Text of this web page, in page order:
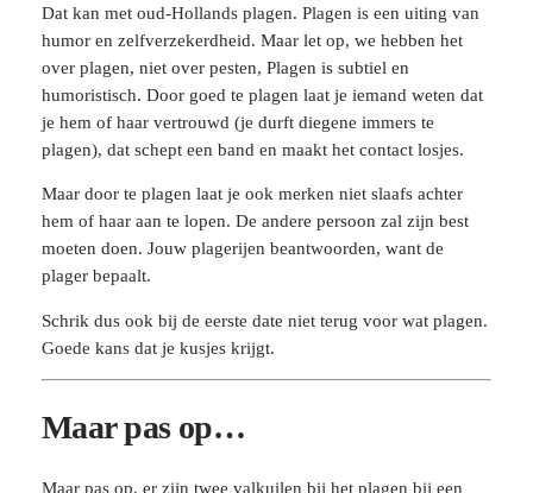
Dat kan met oud-Hollands plagen. Plagen is een uiting van
humor en zelfverzekerdheid. Maar let op, we hebben het
over plagen, niet over pesten, Plagen is subtiel en
humoristisch. Door goed te plagen laat je iemand weten dat
je hem of haar vertrouwd (je durft diegene immers te
plagen), dat schept een band en maakt het contact losjes.
Maar door te plagen laat je ook merken niet slaafs achter
hem of haar aan te lopen. De andere persoon zal zijn best
moeten doen. Jouw plagerijen beantwoorden, want de
plager bepaalt.
Schrik dus ook bij de eerste date niet terug voor wat plagen.
Goede kans dat je kusjes krijgt.
Maar pas op…
Maar pas op, er zijn twee valkuilen bij het plagen bij een